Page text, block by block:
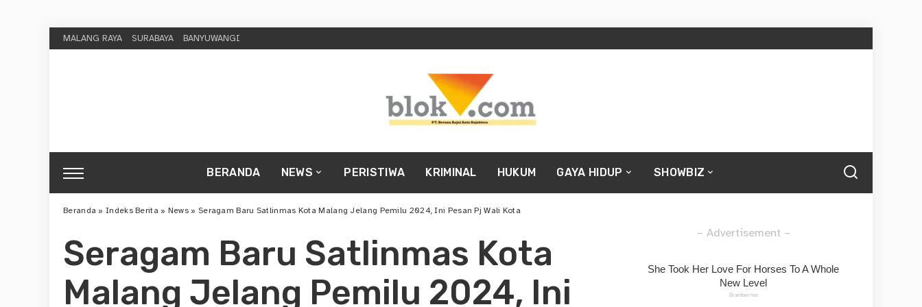
MALANG RAYA SURABAYA BANYUWANGI
BERANDA NEWS PERISTIWA KRIMINAL HUKUM GAYA HIDUP SHOWBIZ
Beranda »Indeks Berita » News » Seragam Baru Satlinmas Kota Malang Jelang Pemilu 2024, Ini Pesan Pj Wali Kota
Seragam Baru Satlinmas Kota
Malang Jelang Pemilu 2024, Ini
– Advertisement –